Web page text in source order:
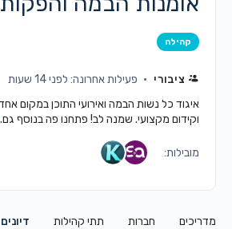
קהילה
ציבורי
פעילות אחרונה: לפני 14 שעות
איגוד כל נשות הבמה ואירועי התוכן במקום
וקידום מקצועי. שמנה לב! פתחנו פה בנוסף
מובילות:
מדריכים חברות תתי קהילות דיונים